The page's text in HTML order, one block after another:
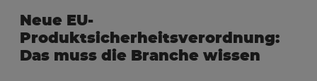
Neue EU-
Produktsicherheitsverordnung:
Das muss die Branche wissen